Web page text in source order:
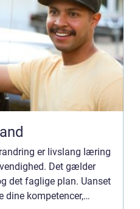
er livslang læring
Det gælder
det faglige plan. Uanset
dine kompetencer,